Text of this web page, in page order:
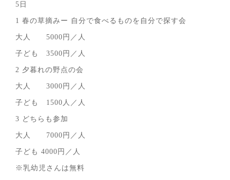
5日
1 春の草摘みー 自分で食べるものを自分で探す会
大人 5000円／人
子ども 3500円／人
2 夕暮れの野点の会
大人 3000円／人
子ども 1500人／人
3 どちらも参加
大人 7000円／人
子ども 4000円／人
※乳幼児さんは無料